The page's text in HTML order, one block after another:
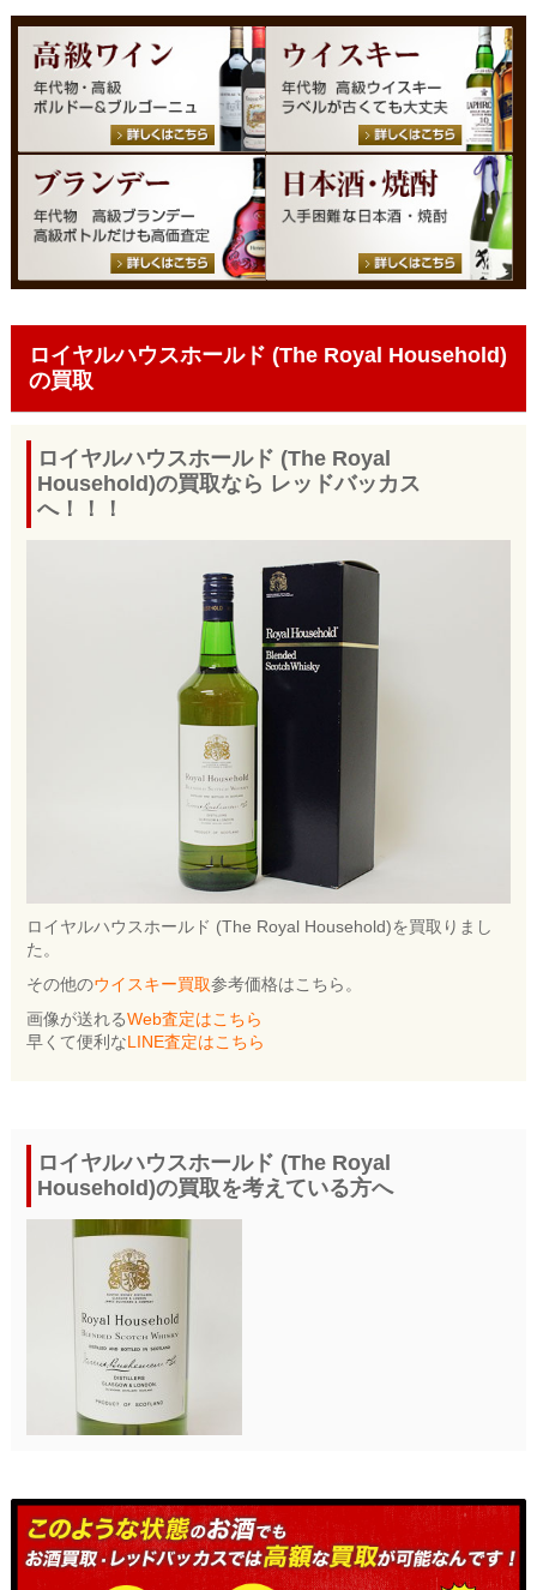
ロイヤルハウスホールド (The Royal Household)
の買取
ロイヤルハウスホールド (The Royal
Household)の買取なら レッドバッカス
へ！！！
ロイヤルハウスホールド (The Royal Household)を買取りまし
た。
その他のウイスキー買取参考価格はこちら。
画像が送れるWeb査定はこちら
早くて便利なLINE査定はこちら
ロイヤルハウスホールド (The Royal
Household)の買取を考えている方へ